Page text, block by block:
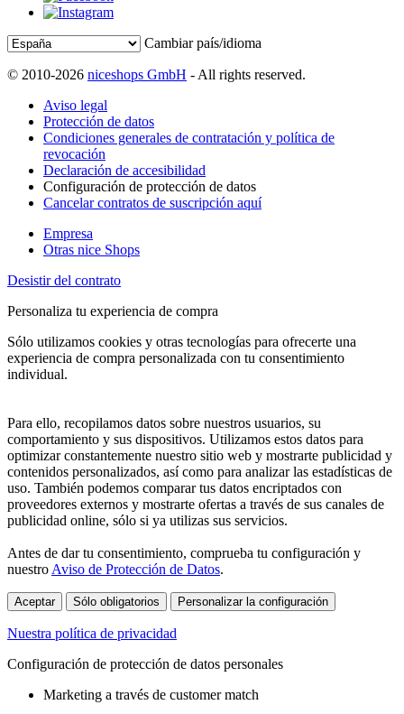
Cambiar país/idioma
© 2010-2026 niceshops GmbH - All rights reserved.
Aviso legal
Protección de datos
Condiciones generales de contratación y política de
revocación
Declaración de accesibilidad
Configuración de protección de datos
Cancelar contratos de suscripción aquí
Empresa
Otras nice Shops
Desistir del contrato
Personaliza tu experiencia de compra
Sólo utilizamos cookies y otras tecnologías para ofrecerte una
experiencia de compra personalizada con tu consentimiento
individual.
Para ello, recopilamos datos sobre nuestros usuarios, su
comportamiento y sus dispositivos. Utilizamos estos datos para
optimizar constantemente nuestro sitio web y mostrarte publicidad y
contenidos personalizados, así como para analizar las estadísticas de
uso. También podemos comparar tus datos encriptados con
proveedores externos y mostrarte ofertas a través de sus canales de
publicidad online, sólo si ya utilizas sus servicios.
Antes de dar tu consentimiento, comprueba tu configuración y
nuestro Aviso de Protección de Datos.
Aceptar Sólo obligatorios Personalizar la configuración
Nuestra política de privacidad
Configuración de protección de datos personales
Marketing a través de customer match